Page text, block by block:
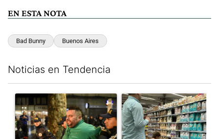
EN ESTA NOTA
Bad Bunny Buenos Aires
Noticias en Tendencia
Un artículo de tendencia con el título "La violencia sigue en
Un artículo de tendencia con